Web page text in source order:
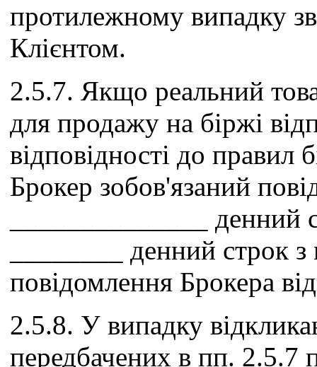
протилежному випадку
Клієнтом.
2.5.7. Якщо реальний
для продажу на біржі
відповідності до правил
Брокер зобов'язаний
______________ денний
________ денний строк
повідомлення Брокера
2.5.8. У випадку
передбачених в пп. 2.5.7